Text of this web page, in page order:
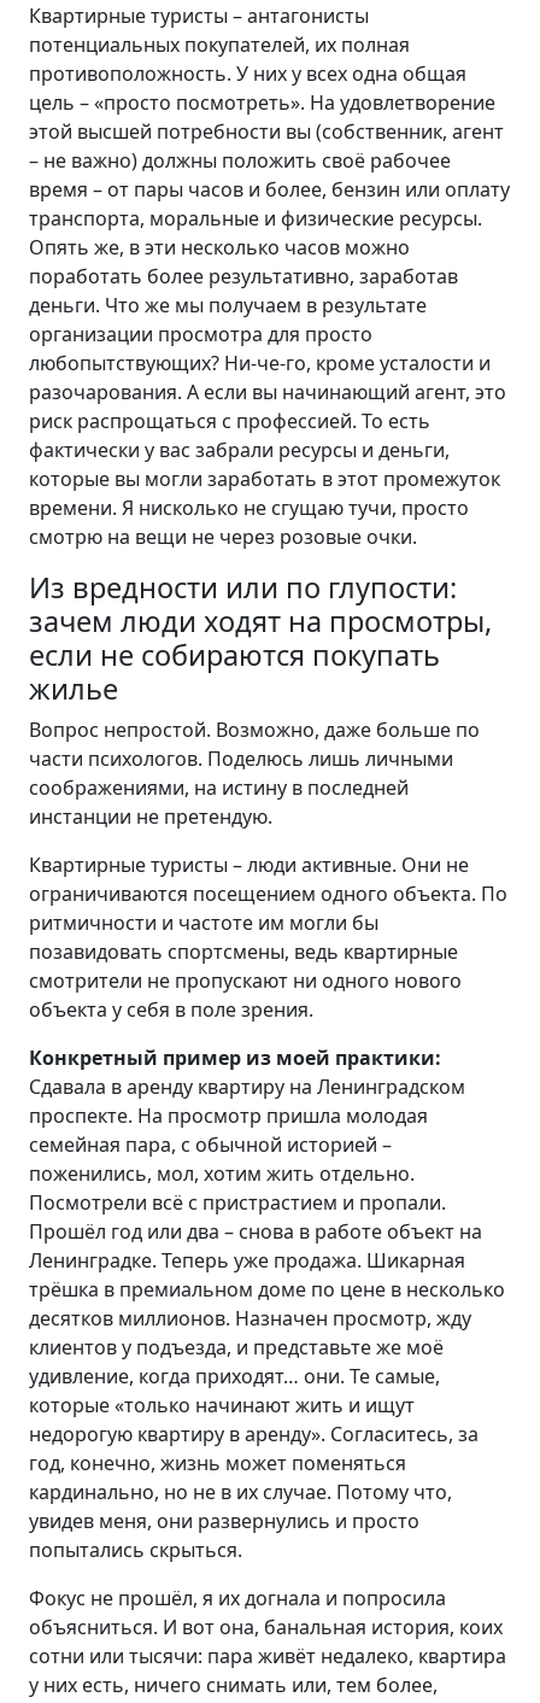
Квартирные туристы – антагонисты
потенциальных покупателей, их полная
противоположность. У них у всех одна общая
цель – «просто посмотреть». На удовлетворение
этой высшей потребности вы (собственник, агент
– не важно) должны положить своё рабочее
время – от пары часов и более, бензин или оплату
транспорта, моральные и физические ресурсы.
Опять же, в эти несколько часов можно
поработать более результативно, заработав
деньги. Что же мы получаем в результате
организации просмотра для просто
любопытствующих? Ни-че-го, кроме усталости и
разочарования. А если вы начинающий агент, это
риск распрощаться с профессией. То есть
фактически у вас забрали ресурсы и деньги,
которые вы могли заработать в этот промежуток
времени. Я нисколько не сгущаю тучи, просто
смотрю на вещи не через розовые очки.
Из вредности или по глупости:
зачем люди ходят на просмотры,
если не собираются покупать
жилье
Вопрос непростой. Возможно, даже больше по
части психологов. Поделюсь лишь личными
соображениями, на истину в последней
инстанции не претендую.
Квартирные туристы – люди активные. Они не
ограничиваются посещением одного объекта. По
ритмичности и частоте им могли бы
позавидовать спортсмены, ведь квартирные
смотрители не пропускают ни одного нового
объекта у себя в поле зрения.
Конкретный пример из моей практики:
Сдавала в аренду квартиру на Ленинградском
проспекте. На просмотр пришла молодая
семейная пара, с обычной историей –
поженились, мол, хотим жить отдельно.
Посмотрели всё с пристрастием и пропали.
Прошёл год или два – снова в работе объект на
Ленинградке. Теперь уже продажа. Шикарная
трёшка в премиальном доме по цене в несколько
десятков миллионов. Назначен просмотр, жду
клиентов у подъезда, и представьте же моё
удивление, когда приходят… они. Те самые,
которые «только начинают жить и ищут
недорогую квартиру в аренду». Согласитесь, за
год, конечно, жизнь может поменяться
кардинально, но не в их случае. Потому что,
увидев меня, они развернулись и просто
попытались скрыться.
Фокус не прошёл, я их догнала и попросила
объясниться. И вот она, банальная история, коих
сотни или тысячи: пара живёт недалеко, квартира
у них есть, ничего снимать или, тем более,